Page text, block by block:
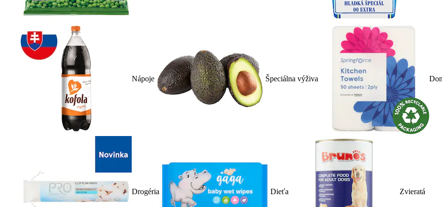
Nápoje Špeciálna výživa
Drogéria Dieťa Zvieratá